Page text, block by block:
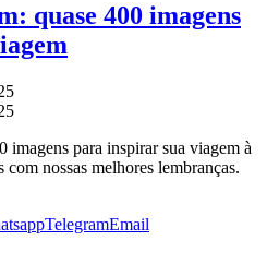
quase 400 imagens
imagens para inspirar sua viagem à
nossas melhores lembranças.
TelegramEmail